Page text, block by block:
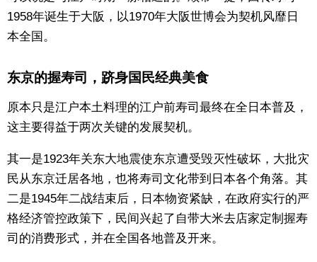
1958年诞生于大阪，以1970年大阪世博会为契机风靡日
本全国。
东京的握寿司，跻身国民经典美食
原本只是江户本土料理的江户前寿司最终在全日本普及，
这主要得益于两次关键的发展契机。
其一是1923年关东大地震使东京遭受毁灭性破坏，大批灾
民从东京迁居各地，也将寿司文化带到日本各个角落。其
二是1945年二战结束后，日本物资紧缺，在政府实行的严
格经济管控政策下，民间兴起了自带大米去店家定制握寿
司的消费形式，并在全国各地普及开来。